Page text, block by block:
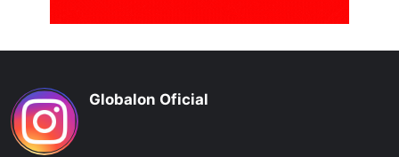
Globalon Oficial